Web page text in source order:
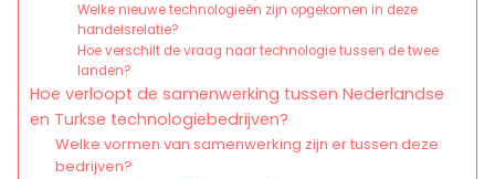
Welke nieuwe technologieën zijn opgekomen in deze
handelsrelatie?
Hoe verschilt de vraag naar technologie tussen de twee
landen?
Hoe verloopt de samenwerking tussen Nederlandse
en Turkse technologiebedrijven?
Welke vormen van samenwerking zijn er tussen deze
bedrijven?